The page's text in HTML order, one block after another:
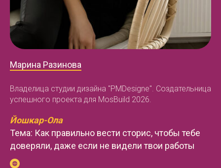
Марина Разинова
Владелица студии дизайна "PMDesigne". Создательница
успешного проекта для MosBuild 2026.
Йошкар-Ола
Тема: Как правильно вести сторис, чтобы тебе
доверяли, даже если не видели твои работы